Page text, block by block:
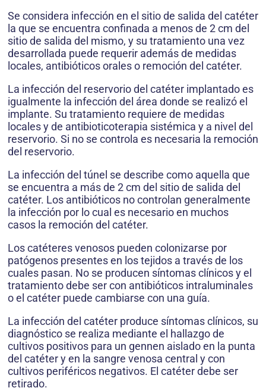
Se considera infección en el sitio de salida del catéter
la que se encuentra confinada a menos de 2 cm del
sitio de salida del mismo, y su tratamiento una vez
desarrollada puede requerir además de medidas
locales, antibióticos orales o remoción del catéter.
La infección del reservorio del catéter implantado es
igualmente la infección del área donde se realizó el
implante. Su tratamiento requiere de medidas
locales y de antibioticoterapia sistémica y a nivel del
reservorio. Si no se controla es necesaria la remoción
del reservorio.
La infección del túnel se describe como aquella que
se encuentra a más de 2 cm del sitio de salida del
catéter. Los antibióticos no controlan generalmente
la infección por lo cual es necesario en muchos
casos la remoción del catéter.
Los catéteres venosos pueden colonizarse por
patógenos presentes en los tejidos a través de los
cuales pasan. No se producen síntomas clínicos y el
tratamiento debe ser con antibióticos intraluminales
o el catéter puede cambiarse con una guía.
La infección del catéter produce síntomas clínicos, su
diagnóstico se realiza mediante el hallazgo de
cultivos positivos para un gennen aislado en la punta
del catéter y en la sangre venosa central y con
cultivos periféricos negativos. El catéter debe ser
retirado.